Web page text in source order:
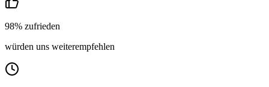
98% zufrieden
würden uns weiterempfehlen